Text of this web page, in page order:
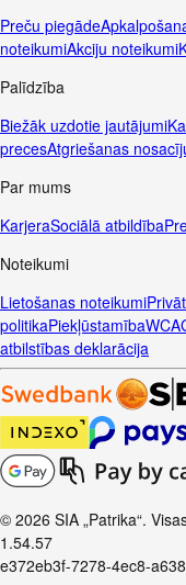
Preču piegāde
noteikumiAkciju noteikumi
Palīdzība
Biežāk uzdotie jautājumi
precesAtgriešanas
Par mums
KarjeraSociālā atbildība
Noteikumi
Lietošanas noteikumi
politikaPiekļūstamība
atbilstības deklarācija
© 2026 SIA „Patrika“.
1.54.57
e372eb3f-7278-4ec8-